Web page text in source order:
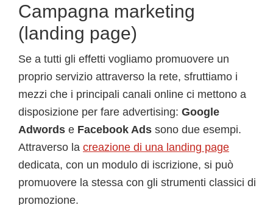
Campagna marketing
(landing page)
Se a tutti gli effetti vogliamo promuovere un
proprio servizio attraverso la rete, sfruttiamo i
mezzi che i principali canali online ci mettono a
disposizione per fare advertising: Google
Adwords e Facebook Ads sono due esempi.
Attraverso la creazione di una landing page
dedicata, con un modulo di iscrizione, si può
promuovere la stessa con gli strumenti classici di
promozione.